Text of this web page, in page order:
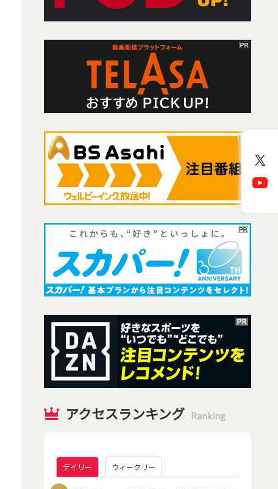
アクセスランキング Ranking
デイリー ウィークリー